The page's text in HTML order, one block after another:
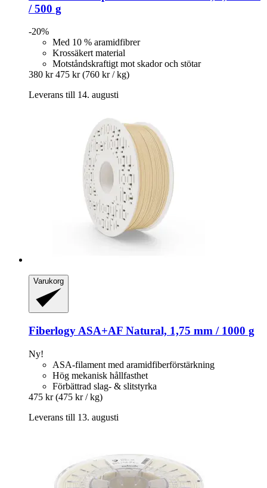
/ 500 g
-20%
Med 10 % aramidfibrer
Krossäkert material
Motståndskraftigt mot skador och stötar
380 kr 475 kr (760 kr / kg)
Leverans till 14. augusti
Varukorg
Fiberlogy ASA+AF Natural, 1,75 mm / 1000 g
Ny!
ASA-filament med aramidfiberförstärkning
Hög mekanisk hållfasthet
Förbättrad slag- & slitstyrka
475 kr (475 kr / kg)
Leverans till 13. augusti